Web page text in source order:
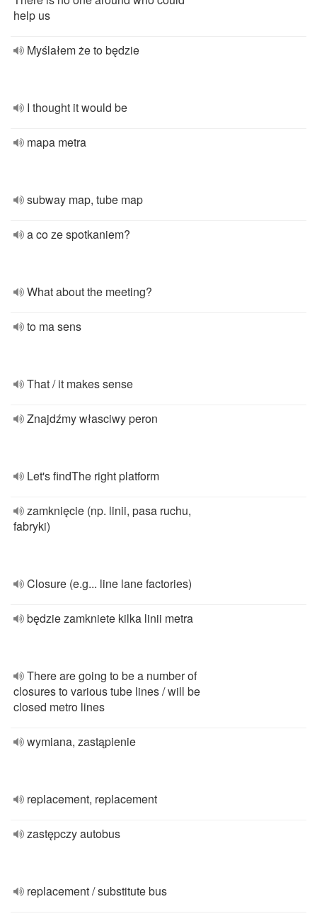
help us
Myślałem że to będzie
I thought it would be
mapa metra
subway map, tube map
a co ze spotkaniem?
What about the meeting?
to ma sens
That / it makes sense
Znajdźmy własciwy peron
Let's findThe right platform
zamknięcie (np. linii, pasa ruchu,
fabryki)
Closure (e.g... line lane factories)
będzie zamkniete kilka linii metra
There are going to be a number of
closures to various tube lines / will be
closed metro lines
wymiana, zastąpienie
replacement, replacement
zastępczy autobus
replacement / substitute bus